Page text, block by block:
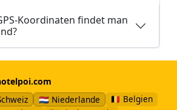
Koordinaten findet man
🇳🇱 Niederlande
🇧🇪 Belgien